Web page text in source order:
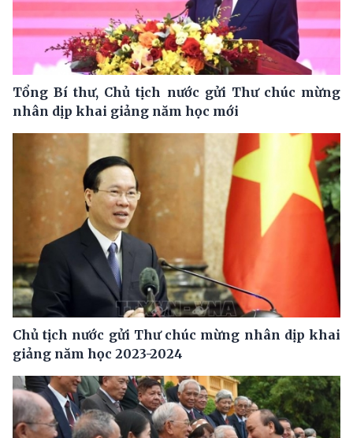
Tổng Bí thư, Chủ tịch nước gửi Thư chúc mừng
nhân dịp khai giảng năm học mới
Chủ tịch nước gửi Thư chúc mừng nhân dịp khai
giảng năm học 2023-2024